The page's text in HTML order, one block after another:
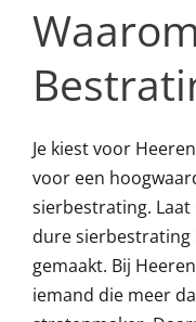
Je kiest voor
voor een
sierbestrating.
dure sierbestrating
gemaakt. Bij
iemand die meer